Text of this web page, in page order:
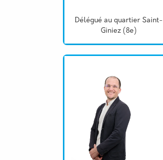
Délégué au quartier Saint-
Giniez (8e)